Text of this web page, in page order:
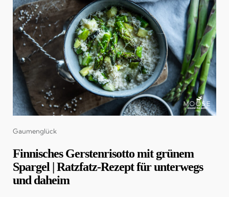
Categories
Gaumenglück
Finnisches Gerstenrisotto mit grünem
Spargel | Ratzfatz-Rezept für unterwegs
und daheim